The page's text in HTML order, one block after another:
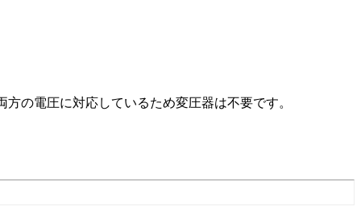
の電圧に対応しているため変圧器は不要です。